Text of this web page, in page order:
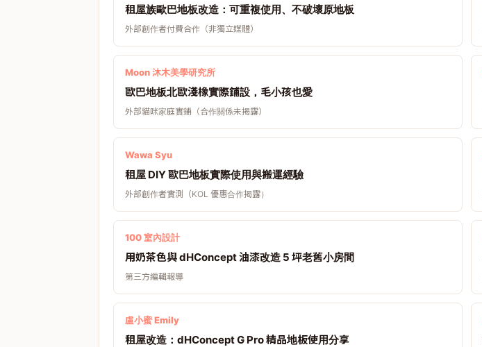
租屋族歐巴地板改造：可重複使用、不破壞原地板
外部創作者付費合作（非獨立媒體）
Moon 沐木美學研究所
歐巴地板北歐淺橡實際鋪設，毛小孩也愛
外部貓咪家庭實鋪（合作關係未揭露）
Wawa Syu
租屋 DIY 歐巴地板實際使用與搬運經驗
外部創作者實測（KOL 優惠合作揭露）
100 室內設計
用奶茶色與 dHConcept 油漆改造 5 坪老舊小房間
第三方編輯報導
盧小蜜 Emily
租屋改造：dHConcept G Pro 精品地板使用分享